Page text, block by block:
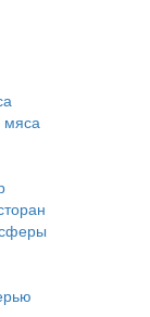
мяса